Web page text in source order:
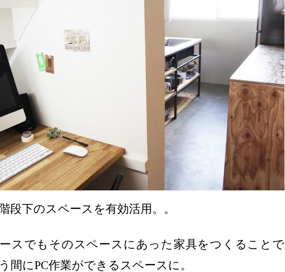
段下のスペースを有効活用。。
スでもそのスペースにあった家具をつくることで
間にPC作業ができるスペースに。